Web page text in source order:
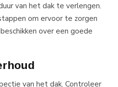
van het dak te verlengen.
om ervoor te zorgen
over een goede
van het dak. Controleer